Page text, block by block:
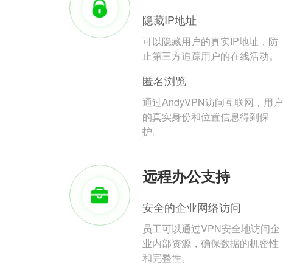
隐藏IP地址
可以隐藏用户的真实IP地址，防
止第三方追踪用户的在线活动。
匿名浏览
通过AndyVPN访问互联网，用户
的真实身份和位置信息得到保
护。
远程办公支持
安全的企业网络访问
员工可以通过VPN安全地访问企
业内部资源，确保数据的机密性
和完整性。